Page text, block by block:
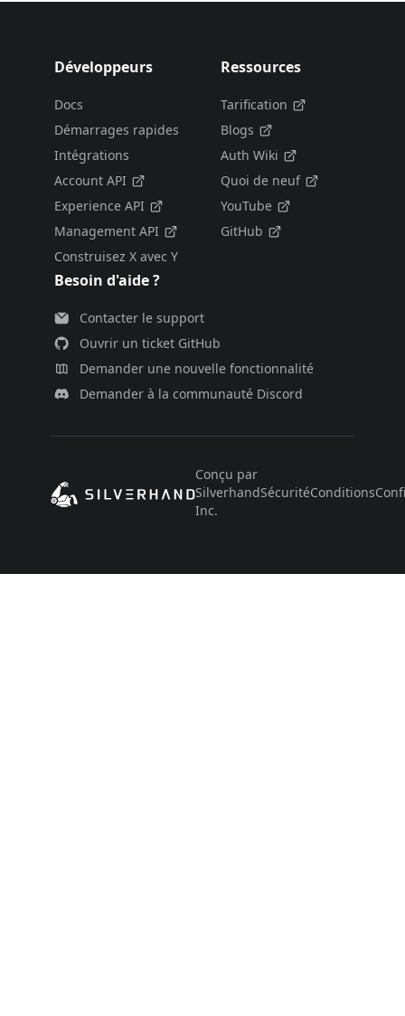
Développeurs
Docs
Démarrages rapides
Intégrations
Account API
Experience API
Management API
Construisez X avec Y
Ressources
Tarification
Blogs
Auth Wiki
Quoi de neuf
YouTube
GitHub
Besoin d'aide ?
Contacter le support
Ouvrir un ticket GitHub
Demander une nouvelle fonctionnalité
Demander à la communauté Discord
Conçu par
Silverhand
Inc.
SécuritéConditions